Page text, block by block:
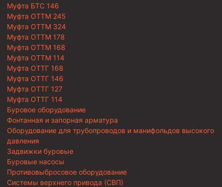
Муфта БТС 146
Муфта ОТТМ 245
Муфта ОТТМ 324
Муфта ОТТМ 178
Муфта ОТТМ 168
Муфта ОТТМ 114
Муфта ОТТГ 168
Муфта ОТТГ 146
Муфта ОТТГ 127
Муфта ОТТГ 114
Буровое оборудование
Фонтанная и запорная арматура
Оборудование для трубопроводов и манифольдов высокого
давления
Задвижки буровые
Буровые насосы
Противовыбросовое оборудование
Системы верхнего привода (СВП)